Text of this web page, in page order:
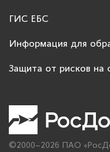
ГИС ЕБС
Информация для
Защита от рисков на
©2000–2026 ПАО